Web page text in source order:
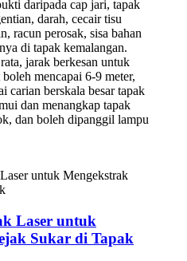
daripada cap jari, tapak
darah, cecair tisu
racun perosak, sisa bahan
di tapak kemalangan.
jarak berkesan untuk
mencapai 6-9 meter,
carian berskala besar tapak
dan menangkap tapak
dan boleh dipanggil lampu
Laser untuk
Sukar di Tapak